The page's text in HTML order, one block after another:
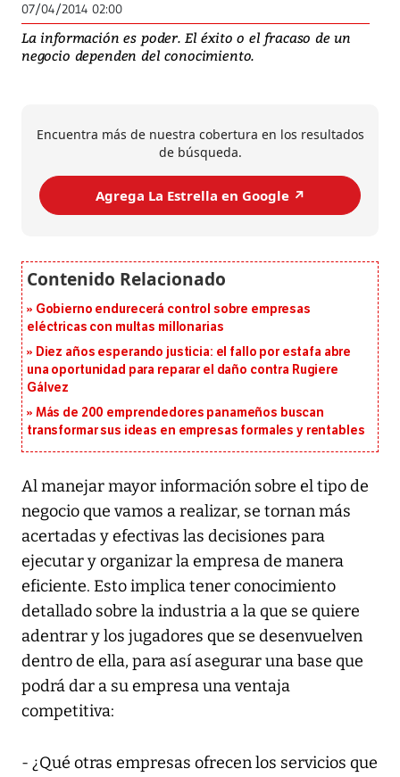
07/04/2014 02:00
La información es poder. El éxito o el fracaso de un
negocio dependen del conocimiento.
Encuentra más de nuestra cobertura en los resultados
de búsqueda.
Agrega La Estrella en Google ↗️
Gobierno endurecerá control sobre empresas
eléctricas con multas millonarias
Diez años esperando justicia: el fallo por estafa abre
una oportunidad para reparar el daño contra Rugiere
Gálvez
Más de 200 emprendedores panameños buscan
transformar sus ideas en empresas formales y rentables
Al manejar mayor información sobre el tipo de
negocio que vamos a realizar, se tornan más
acertadas y efectivas las decisiones para
ejecutar y organizar la empresa de manera
eficiente. Esto implica tener conocimiento
detallado sobre la industria a la que se quiere
adentrar y los jugadores que se desenvuelven
dentro de ella, para así asegurar una base que
podrá dar a su empresa una ventaja
competitiva:
- ¿Qué otras empresas ofrecen los servicios que